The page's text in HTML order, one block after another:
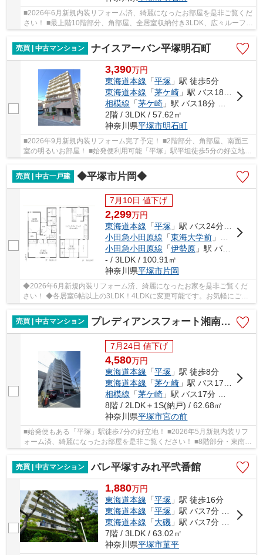
■2026年6月新規内装リフォーム済、綺麗になったお部屋を是非ご覧くだ
さい！ ■最上階10階部分、角部屋、全居室収納付き3LDK、広々ルーフバ
ルコニー♪ ■角部屋につき採光面が多く明るいお...
売買 | 中古マンション
ナイスアーバン平塚明石町
3,390万円
東海道本線 「平塚 」駅 徒歩5分
東海道本線 「茅ケ崎 」駅 バス18分 「四ツ角（平塚市）」 停歩5分
相模線 「茅ケ崎 」駅 バス18分 「四ツ角（平塚市）」 停歩5分
2階 / 3LDK / 57.62㎡
神奈川県平塚市明石町
■2026年9月新規内装リフォーム完了予定！ ■2階部分、角部屋、南面三
室の明るいお部屋！ ■始発便利用可能「平塚」駅平坦徒歩5分の好立地！
■周辺には生活施設が多数あり、暮らしに便利...
売買 | 中古一戸建
◆平塚市片岡◆
7月10日 値下げ
2,299万円
東海道本線 「平塚」駅 バス24分 「片岡（神奈川県）」 停歩10分
小田急小田原線 「東海大学前」駅 バス16分 「片岡（神奈川県）」 停歩9分
小田急小田原線 「伊勢原」駅 バス21分 「平塚西郵便局前」 停歩2分
- / 3LDK / 100.91㎡
神奈川県平塚市片岡
◆2026年6月新規内装リフォーム済、綺麗になったお家を是非ご覧くだ
さい！ ◆各居室6帖以上の3LDK！4LDKに変更可能です。お気軽にご相
談ください！ ◆閑静な住宅地！ ◆コンビニ至近で買い...
売買 | 中古マンション
プレディアンスフォート湘南平塚リコット
7月24日 値下げ
4,580万円
東海道本線 「平塚 」駅 徒歩8分
東海道本線 「茅ケ崎 」駅 バス17分 「松原」 停歩3分車16分 5.0km
相模線 「茅ケ崎 」駅 バス17分 「松原」 停歩3分車16分 5.0km
8階 / 2LDK＋1S(納戸) / 62.68㎡
神奈川県平塚市宮の前
■始発便もある「平塚」駅徒歩7分の好立地！ ■2026年5月新規内装リフ
ォーム済、綺麗になったお部屋を是非ご覧ください！ ■8階部分・東南角
売買 | 中古マンション
パレ平塚すみれ平弐番館
1,880万円
東海道本線 「平塚 」駅 徒歩16分
東海道本線 「平塚 」駅 バス7分 「浜岳中学校前」 停歩2分
東海道本線 「大磯」駅 バス7分 「すみれ平局前」 停歩3分
7階 / 3LDK / 63.02㎡
神奈川県平塚市菫平